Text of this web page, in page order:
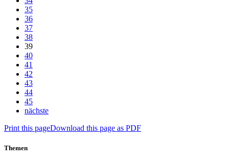
35
36
37
38
39
40
41
42
43
44
45
nächste
Print this pageDownload this page as PDF
Themen